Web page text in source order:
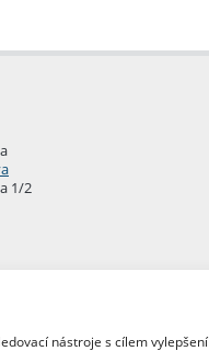
nástroje s cílem vylepšení
1/2